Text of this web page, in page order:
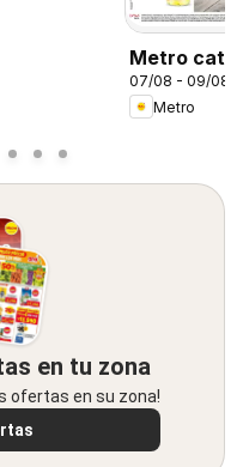
Metro
07/08 - 09/08/
Metro
en tu zona
ofertas en su zona!